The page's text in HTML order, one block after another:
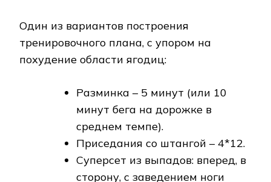
Один из вариантов построения
тренировочного плана, с упором на
похудение области ягодиц:
Разминка – 5 минут (или 10
минут бега на дорожке в
среднем темпе).
Приседания со штангой – 4*12.
Суперсет из выпадов: вперед, в
сторону, с заведением ноги